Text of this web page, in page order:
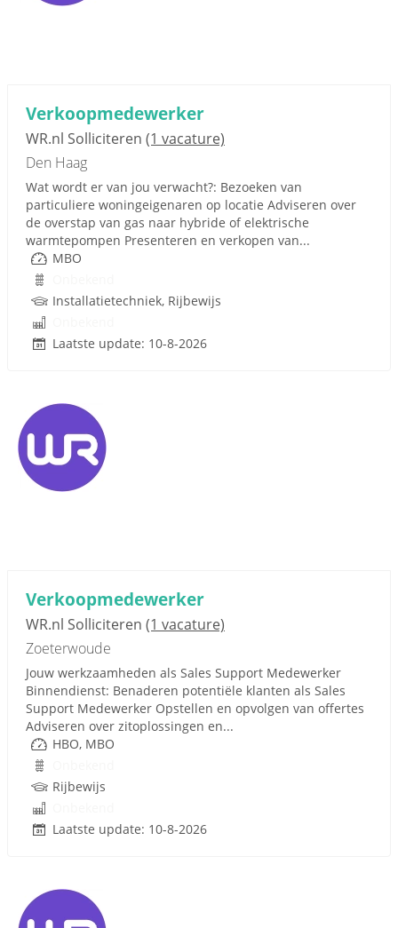
Verkoopmedewerker
WR.nl Solliciteren (1 vacature)
Den Haag
Wat wordt er van jou verwacht?: Bezoeken van
particuliere woningeigenaren op locatie Adviseren over
de overstap van gas naar hybride of elektrische
warmtepompen Presenteren en verkopen van...
MBO
Installatietechniek, Rijbewijs
Laatste update: 10-8-2026
Verkoopmedewerker
WR.nl Solliciteren (1 vacature)
Zoeterwoude
Jouw werkzaamheden als Sales Support Medewerker
Binnendienst: Benaderen potentiële klanten als Sales
Support Medewerker Opstellen en opvolgen van offertes
Adviseren over zitoplossingen en...
HBO, MBO
Rijbewijs
Laatste update: 10-8-2026